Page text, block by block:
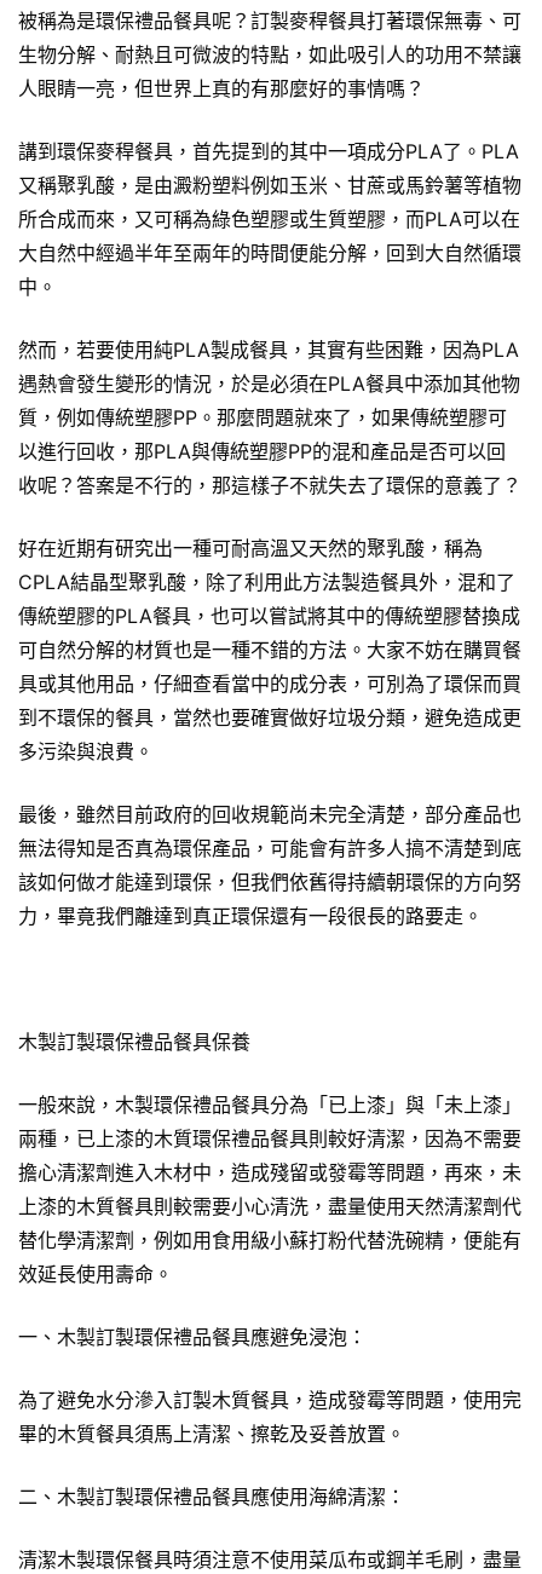
被稱為是環保禮品餐具呢？訂製麥稈餐具打著環保無毒、可
生物分解、耐熱且可微波的特點，如此吸引人的功用不禁讓
人眼睛一亮，但世界上真的有那麼好的事情嗎？
講到環保麥稈餐具，首先提到的其中一項成分PLA了。PLA
又稱聚乳酸，是由澱粉塑料例如玉米、甘蔗或馬鈴薯等植物
所合成而來，又可稱為綠色塑膠或生質塑膠，而PLA可以在
大自然中經過半年至兩年的時間便能分解，回到大自然循環
中。
然而，若要使用純PLA製成餐具，其實有些困難，因為PLA
遇熱會發生變形的情況，於是必須在PLA餐具中添加其他物
質，例如傳統塑膠PP。那麼問題就來了，如果傳統塑膠可
以進行回收，那PLA與傳統塑膠PP的混和產品是否可以回
收呢？答案是不行的，那這樣子不就失去了環保的意義了？
好在近期有研究出一種可耐高溫又天然的聚乳酸，稱為
CPLA結晶型聚乳酸，除了利用此方法製造餐具外，混和了
傳統塑膠的PLA餐具，也可以嘗試將其中的傳統塑膠替換成
可自然分解的材質也是一種不錯的方法。大家不妨在購買餐
具或其他用品，仔細查看當中的成分表，可別為了環保而買
到不環保的餐具，當然也要確實做好垃圾分類，避免造成更
多污染與浪費。
最後，雖然目前政府的回收規範尚未完全清楚，部分產品也
無法得知是否真為環保產品，可能會有許多人搞不清楚到底
該如何做才能達到環保，但我們依舊得持續朝環保的方向努
力，畢竟我們離達到真正環保還有一段很長的路要走。
木製訂製環保禮品餐具保養
一般來說，木製環保禮品餐具分為「已上漆」與「未上漆」
兩種，已上漆的木質環保禮品餐具則較好清潔，因為不需要
擔心清潔劑進入木材中，造成殘留或發霉等問題，再來，未
上漆的木質餐具則較需要小心清洗，盡量使用天然清潔劑代
替化學清潔劑，例如用食用級小蘇打粉代替洗碗精，便能有
效延長使用壽命。
一、木製訂製環保禮品餐具應避免浸泡：
為了避免水分滲入訂製木質餐具，造成發霉等問題，使用完
畢的木質餐具須馬上清潔、擦乾及妥善放置。
二、木製訂製環保禮品餐具應使用海綿清潔：
清潔木製環保餐具時須注意不使用菜瓜布或鋼羊毛刷，盡量